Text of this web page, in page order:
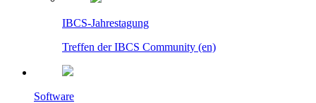
IBCS-Jahrestagung
Treffen der IBCS Community (en)
Software